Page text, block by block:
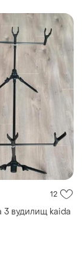
12
3 вудилищ kaida